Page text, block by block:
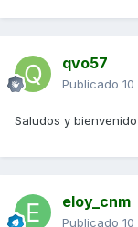
qvo57
Publicado
Saludos y
eloy_cnm
Publicado